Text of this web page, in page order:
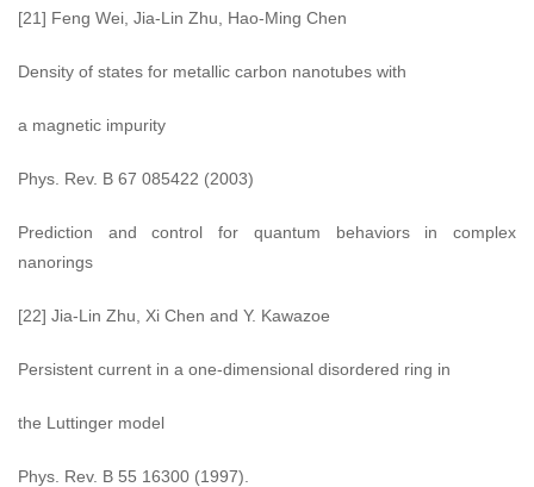
[21] Feng Wei, Jia-Lin Zhu, Hao-Ming Chen
Density of states for metallic carbon nanotubes with
a magnetic impurity
Phys. Rev. B 67 085422 (2003)
Prediction and control for quantum behaviors in complex
nanorings
[22] Jia-Lin Zhu, Xi Chen and Y. Kawazoe
Persistent current in a one-dimensional disordered ring in
the Luttinger model
Phys. Rev. B 55 16300 (1997).